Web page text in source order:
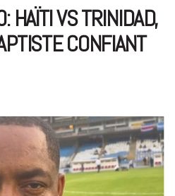
HAÏTI VS TRINIDAD,
CONFIANT